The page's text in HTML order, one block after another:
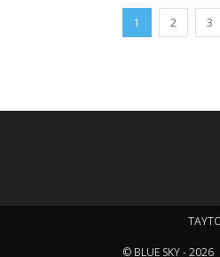
1 2 3
© BLUE SKY - 2026